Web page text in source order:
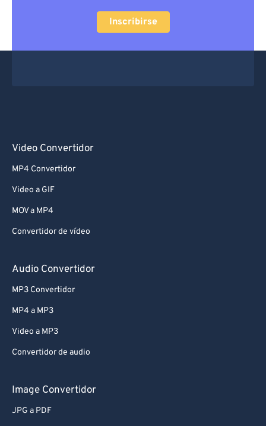
Inscribirse
Video Convertidor
MP4 Convertidor
Video a GIF
MOV a MP4
Convertidor de vídeo
Audio Convertidor
MP3 Convertidor
MP4 a MP3
Video a MP3
Convertidor de audio
Image Convertidor
JPG a PDF